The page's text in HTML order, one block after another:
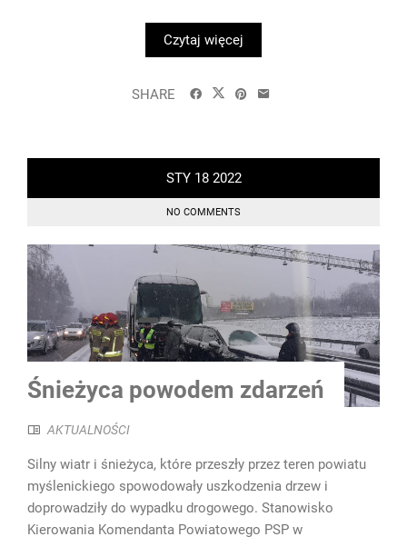
Czytaj więcej
SHARE
STY 18 2022
NO COMMENTS
Śnieżyca powodem zdarzeń
AKTUALNOŚCI
Silny wiatr i śnieżyca, które przeszły przez teren powiatu
myślenickiego spowodowały uszkodzenia drzew i
doprowadziły do wypadku drogowego. Stanowisko
Kierowania Komendanta Powiatowego PSP w